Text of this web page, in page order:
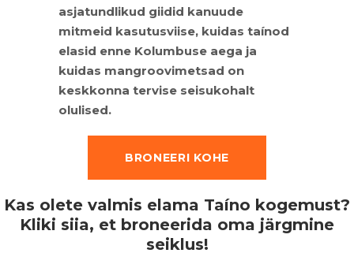
asjatundlikud giidid kanuude
mitmeid kasutusviise, kuidas taínod
elasid enne Kolumbuse aega ja
kuidas mangroovimetsad on
keskkonna tervise seisukohalt
olulised.
BRONEERI KOHE
Kas olete valmis elama Taíno kogemust?
Kliki siia, et broneerida oma järgmine
seiklus!